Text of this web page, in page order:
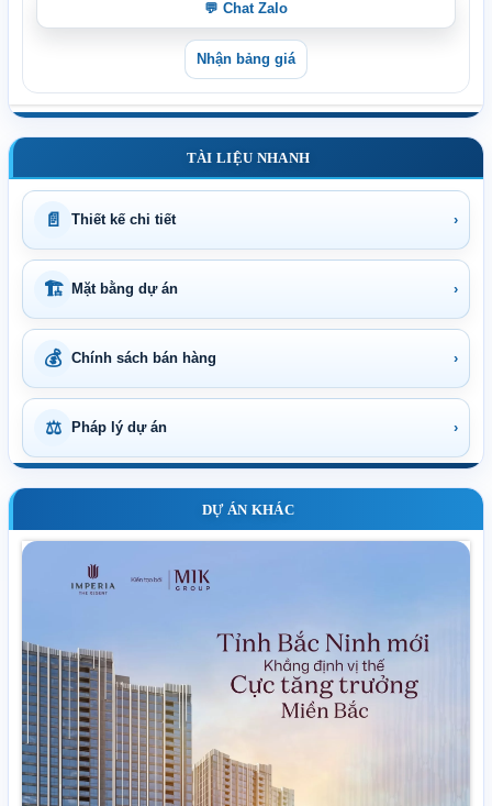
💬 Chat Zalo
Nhận bảng giá
TÀI LIỆU NHANH
📄 Thiết kế chi tiết ›
🏗 Mặt bằng dự án ›
💰 Chính sách bán hàng ›
⚖ Pháp lý dự án ›
DỰ ÁN KHÁC